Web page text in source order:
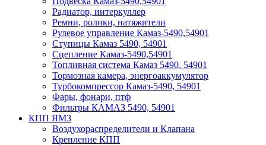
Радиатор, интеркуллер
Ремни, ролики, натяжители
Рулевое управление Камаз-5490,54901
Ступицы Камаз 5490, 54901
Сцепление Камаз-5490,54901
Топливная система Камаз 5490, 54901
Тормозная камера, энергоаккумулятор
Турбокомпрессор Камаз-5490, 54901
Фары, фонари, птф
Фильтры КАМАЗ 5490, 54901
КПП ЯМЗ
Воздухораспределители и Клапана
Крепление КПП